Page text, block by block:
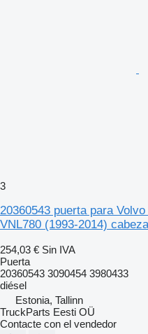
3
20360543 puerta para
VNL780 (1993-2014)
254,03 € Sin IVA
Puerta
20360543 3090454 3980433
diésel
Estonia, Tallinn
TruckParts Eesti OÜ
Contacte con el vendedor